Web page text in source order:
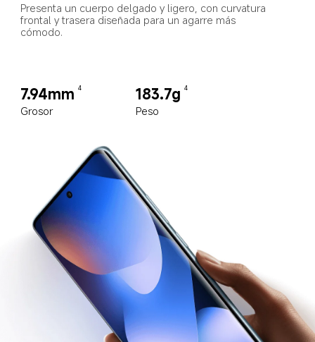
Presenta un cuerpo delgado y ligero, con curvatura
frontal y trasera diseñada para un agarre más
cómodo.
7.94mm 4
Grosor
183.7g 4
Peso